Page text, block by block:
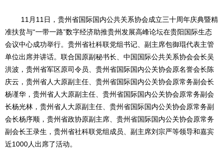
11月11日， 贵州省国际国内公共关系协会成立三十周年庆典暨精
准扶贫与“一带一路”数字经济助推贵州发展高峰论坛在贵阳国际生态
会议中心成功举行。贵州省社科联党组书记、副主席包御琨代表主管
单位出席并讲话。联合国原副秘书长、中国国际公共关系协会会长吴
洪波，贵州省军区原司令员、贵州省国际国内公关协会原名誉会长陈
庆云，贵州省人大原副主任、贵州省国际国内公关协会原常务副会长
杨谨华，贵州省人大原副主任、贵州省国际国内公关协会原常务副会
长杨光林，贵州省人大原副主任、贵州省国际国内公关协会原常务副
会长杨序顺，贵州省政协原副主席、贵州省国际国内公关协会原常务
副会长王录生，贵州省社科联党组成员、副主席刘宗严等领导和嘉宾
近1000人出席了活动。